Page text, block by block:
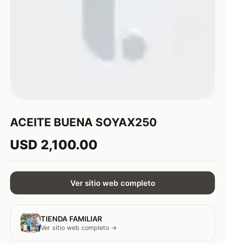
ACEITE BUENA SOYAX250
USD 2,100.00
Ver sitio web completo
TIENDA FAMILIAR
Ver sitio web completo →